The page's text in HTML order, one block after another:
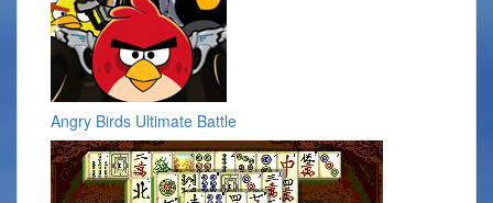
Angry Birds Ultimate Battle